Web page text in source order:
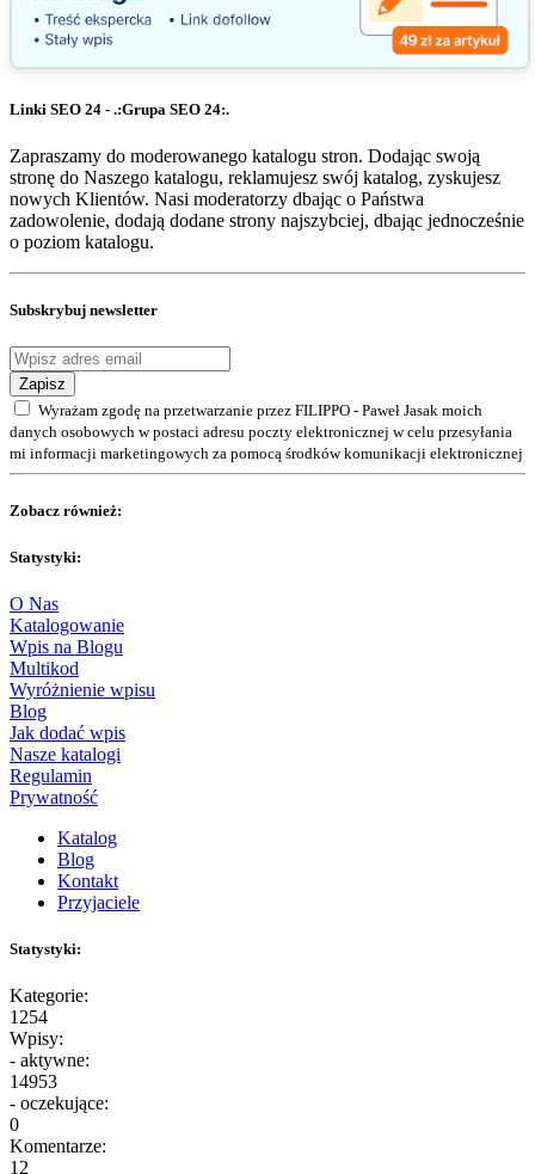
Linki SEO 24 - .:Grupa SEO 24:.
Zapraszamy do moderowanego katalogu stron. Dodając swoją
stronę do Naszego katalogu, reklamujesz swój katalog, zyskujesz
nowych Klientów. Nasi moderatorzy dbając o Państwa
zadowolenie, dodają dodane strony najszybciej, dbając jednocześnie
o poziom katalogu.
Subskrybuj newsletter
Zapisz
Wyrażam zgodę na przetwarzanie przez FILIPPO - Paweł Jasak moich
danych osobowych w postaci adresu poczty elektronicznej w celu przesyłania
mi informacji marketingowych za pomocą środków komunikacji elektronicznej
Zobacz również:
Statystyki:
O Nas
Katalogowanie
Wpis na Blogu
Multikod
Wyróżnienie wpisu
Blog
Jak dodać wpis
Nasze katalogi
Regulamin
Prywatność
Katalog
Blog
Kontakt
Przyjaciele
Statystyki:
Kategorie:
1254
Wpisy:
- aktywne:
14953
- oczekujące:
0
Komentarze:
12